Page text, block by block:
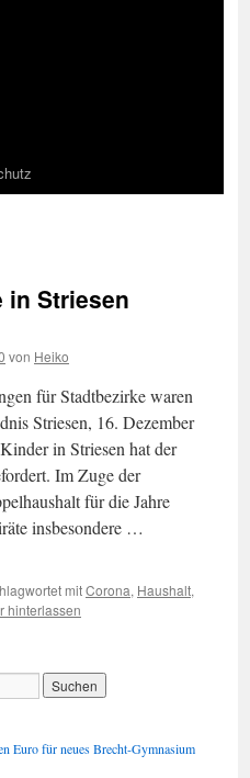
in Striesen
von Heiko
für Stadtbezirke waren
Striesen, 16. Dezember
in Striesen hat der
Im Zuge der
für die Jahre
insbesondere …
mitCorona, Haushalt,
hinterlassen
Euro für neues Brecht-Gymnasium